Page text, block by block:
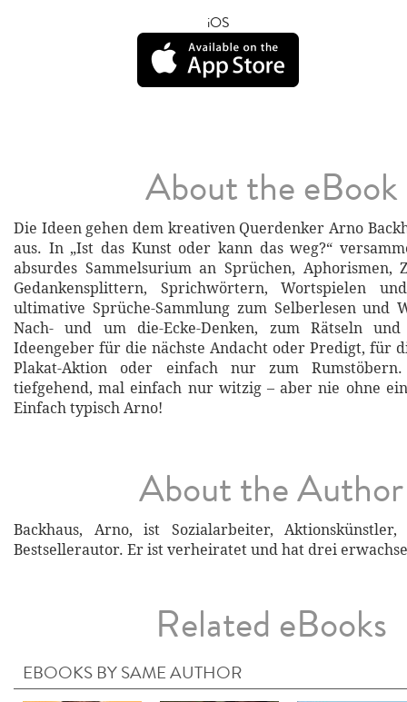
iOS
About the eBook
Die Ideen gehen dem kreativen Querdenker Arno
aus. In „Ist das Kunst oder kann das weg?“
absurdes Sammelsurium an Sprüchen, Aphorismen,
Gedankensplittern, Sprichwörtern, Wortspielen
ultimative Sprüche-Sammlung zum Selberlesen und
Nach- und um die-Ecke-Denken, zum Rätseln und
Ideengeber für die nächste Andacht oder Predigt, für
Plakat-Aktion oder einfach nur zum
tiefgehend, mal einfach nur witzig – aber nie ohne
Einfach typisch Arno!
About the Author
Backhaus, Arno, ist Sozialarbeiter,
Bestsellerautor. Er ist verheiratet und hat drei
Related eBooks
EBOOKS BY SAME AUTHOR